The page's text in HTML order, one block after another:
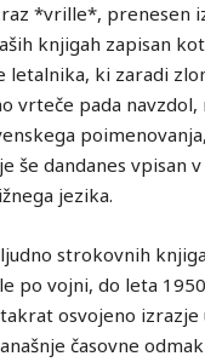
*vrille*, prenesen
knjigah zapisan kot
letalnika, ki zaradi
vrteče pada navzdol,
še dandanes vpisan v
jezika.
strokovnih
po vojni, do leta
osvojeno izrazje
časovne